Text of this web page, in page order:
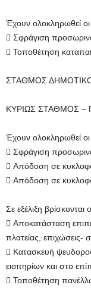
Έχουν ολοκληρωθεί
 Σφράγιση
 Τοποθέτηση
ΣΤΑΘΜΟΣ
ΚΥΡΙΩΣ ΣΤΑΘΜΟΣ –
Έχουν ολοκληρωθεί
 Σφράγιση
 Απόδοση σε
 Απόδοση σε
Σε εξέλιξη
 Αποκατάσταση
πλατείας, επιχώσεις-
 Κατασκευή
εισιτηρίων και στο
 Τοποθέτηση